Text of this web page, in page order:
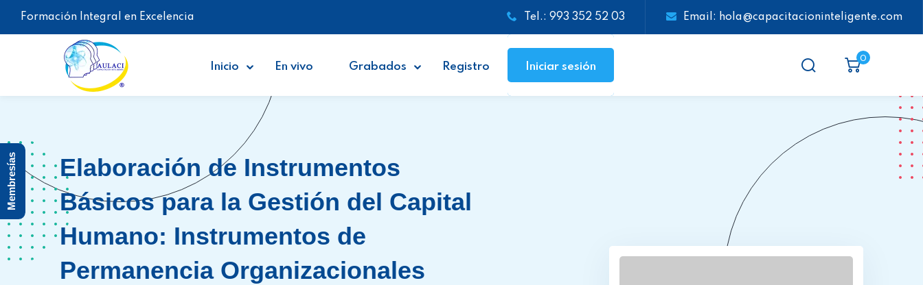
Formación Integral en Excelencia Tel.: 993 352 52 03 Email: hola@capacitacioninteligente.com
Inicio En vivo Grabados Registro Iniciar sesión
0
Elaboración de Instrumentos
Básicos para la Gestión del Capital
Humano: Instrumentos de
Permanencia Organizacionales
Membresías